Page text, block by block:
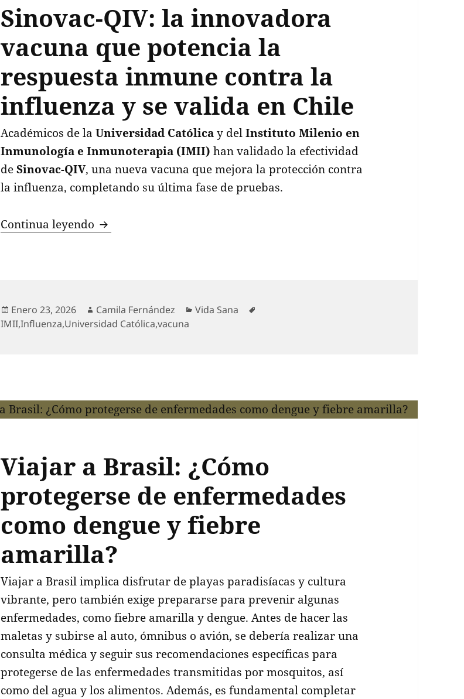
Sinovac-QIV: la innovadora
vacuna que potencia la
respuesta inmune contra la
influenza y se valida en Chile
Académicos de laUniversidad Católicay delInstituto Milenio en
Inmunología e Inmunoterapia (IMII) han validado la efectividad
deSinovac-QIV, una nueva vacuna que mejora la protección contra
la influenza, completando su última fase de pruebas.
Continua leyendo Sinovac-QIV: la innovadora vacuna que potencia la respuesta
Publicado
el
Enero 23, 2026 Autor
Camila Fernández Categorías
Vida Sana
IMII,Influenza,Universidad Católica,vacuna
Viajar a Brasil: ¿Cómo
protegerse de enfermedades
como dengue y fiebre
amarilla?
Viajar a Brasil implica disfrutar de playas paradisíacas y cultura
vibrante, pero también exige prepararse para prevenir algunas
enfermedades, como fiebre amarilla y dengue. Antes de hacer las
maletas y subirse al auto, ómnibus o avión, se debería realizar una
consulta médica y seguir sus recomendaciones específicas para
protegerse de las enfermedades transmitidas por mosquitos, así
como del agua y los alimentos. Además, es fundamental completar